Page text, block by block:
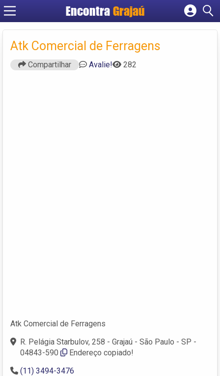
Encontra Grajaú
Cadastrar empresa
Criar conta
Atk Comercial de Ferragens
Compartilhar Avalie! 282
Atk Comercial de Ferragens
R. Pelágia Starbulov, 258 - Grajaú - São Paulo - SP -
04843-590
Endereço copiado!
(11) 3494-3476